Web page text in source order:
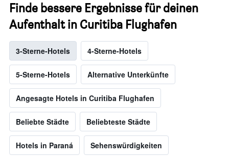
Finde bessere Ergebnisse für deinen
Aufenthalt in Curitiba Flughafen
3-Sterne-Hotels 4-Sterne-Hotels
5-Sterne-Hotels Alternative Unterkünfte
Angesagte Hotels in Curitiba Flughafen
Beliebte Städte Beliebteste Städte
Hotels in Paraná Sehenswürdigkeiten